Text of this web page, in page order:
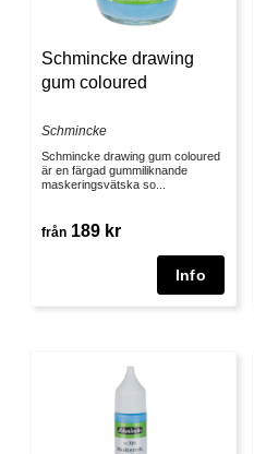
Schmincke drawing
gum coloured
Schmincke
Schmincke drawing gum coloured
är en färgad gummiliknande
maskeringsvätska so...
från 189 kr